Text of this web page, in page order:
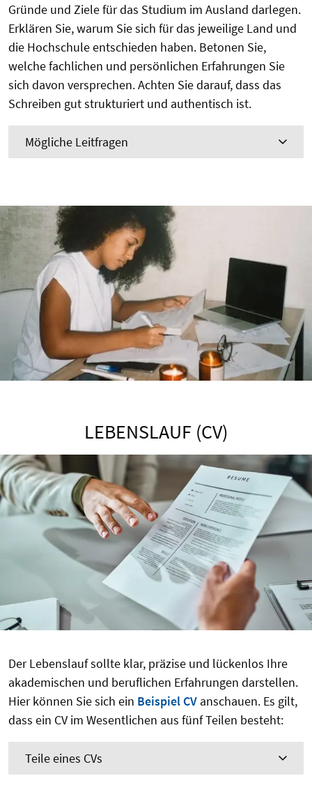
Gründe und Ziele für das Studium im Ausland darlegen.
Erklären Sie, warum Sie sich für das jeweilige Land und
die Hochschule entschieden haben. Betonen Sie,
welche fachlichen und persönlichen Erfahrungen Sie
sich davon versprechen. Achten Sie darauf, dass das
Schreiben gut strukturiert und authentisch ist.
Mögliche Leitfragen
LEBENSLAUF (CV)
Der Lebenslauf sollte klar, präzise und lückenlos Ihre
akademischen und beruflichen Erfahrungen darstellen.
Hier können Sie sich ein Beispiel CV anschauen. Es gilt,
dass ein CV im Wesentlichen aus fünf Teilen besteht:
Teile eines CVs